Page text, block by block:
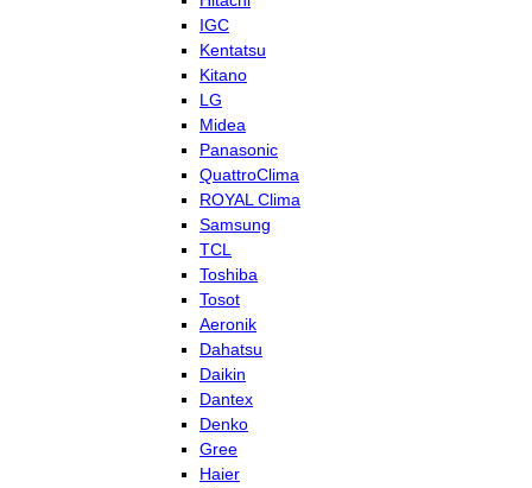
IGC
Kentatsu
Kitano
LG
Midea
Panasonic
QuattroClima
ROYAL Clima
Samsung
TCL
Toshiba
Tosot
Aeronik
Dahatsu
Daikin
Dantex
Denko
Gree
Haier